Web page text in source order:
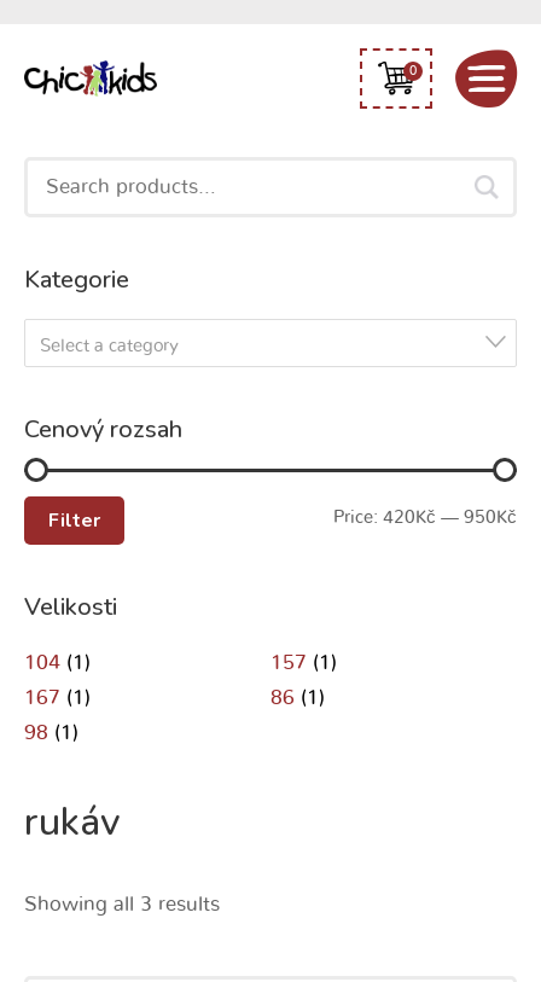
0
Search
Kategorie
Select a category
Cenový rozsah
Filter Price: 420Kč — 950Kč
Velikosti
104 (1) 157 (1)
167 (1) 86 (1)
98 (1)
rukáv
Showing all 3 results